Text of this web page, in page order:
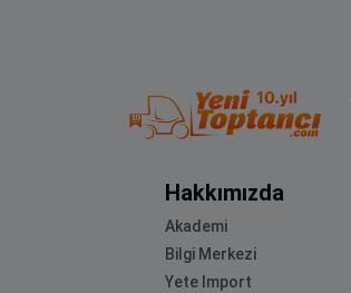
Hakkımızda
Akademi
Bilgi Merkezi
Yete Import